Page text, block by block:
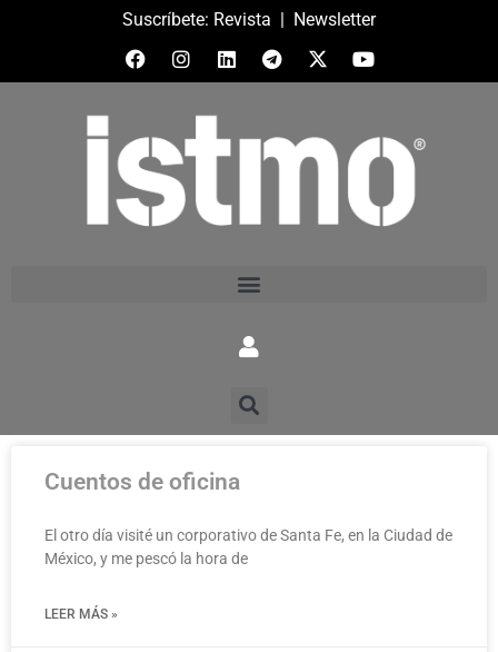
Suscríbete: Revista | Newsletter
Cuentos de oficina
El otro día visité un corporativo de Santa Fe, en la Ciudad de
México, y me pescó la hora de
LEER MÁS »